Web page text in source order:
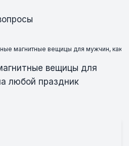
магнитные вещицы для мужчин, как
вещицы для
любой праздник